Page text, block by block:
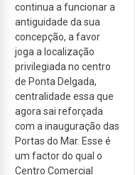
continua a funcionar a
antiguidade da sua
concepção, a favor
joga a localização
privilegiada no centro
de Ponta Delgada,
centralidade essa que
agora sai reforçada
com a inauguração das
Portas do Mar. Esse é
um factor do qual o
Centro Comercial